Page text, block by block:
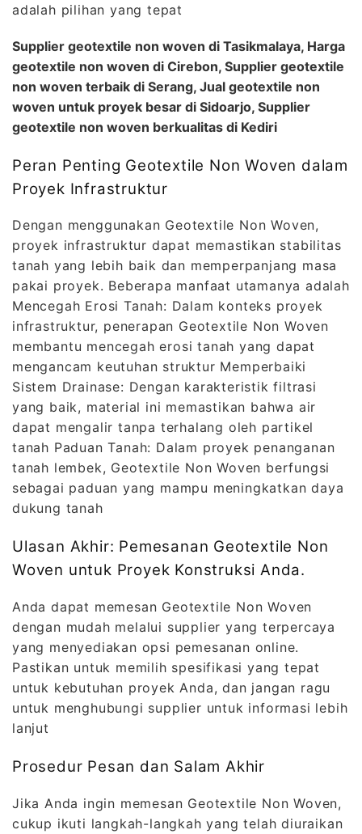
adalah pilihan yang tepat
Supplier geotextile non woven di Tasikmalaya, Harga
geotextile non woven di Cirebon, Supplier geotextile
non woven terbaik di Serang, Jual geotextile non
woven untuk proyek besar di Sidoarjo, Supplier
geotextile non woven berkualitas di Kediri
Peran Penting Geotextile Non Woven dalam
Proyek Infrastruktur
Dengan menggunakan Geotextile Non Woven,
proyek infrastruktur dapat memastikan stabilitas
tanah yang lebih baik dan memperpanjang masa
pakai proyek. Beberapa manfaat utamanya adalah
Mencegah Erosi Tanah: Dalam konteks proyek
infrastruktur, penerapan Geotextile Non Woven
membantu mencegah erosi tanah yang dapat
mengancam keutuhan struktur Memperbaiki
Sistem Drainase: Dengan karakteristik filtrasi
yang baik, material ini memastikan bahwa air
dapat mengalir tanpa terhalang oleh partikel
tanah Paduan Tanah: Dalam proyek penanganan
tanah lembek, Geotextile Non Woven berfungsi
sebagai paduan yang mampu meningkatkan daya
dukung tanah
Ulasan Akhir: Pemesanan Geotextile Non
Woven untuk Proyek Konstruksi Anda.
Anda dapat memesan Geotextile Non Woven
dengan mudah melalui supplier yang terpercaya
yang menyediakan opsi pemesanan online.
Pastikan untuk memilih spesifikasi yang tepat
untuk kebutuhan proyek Anda, dan jangan ragu
untuk menghubungi supplier untuk informasi lebih
lanjut
Prosedur Pesan dan Salam Akhir
Jika Anda ingin memesan Geotextile Non Woven,
cukup ikuti langkah-langkah yang telah diuraikan